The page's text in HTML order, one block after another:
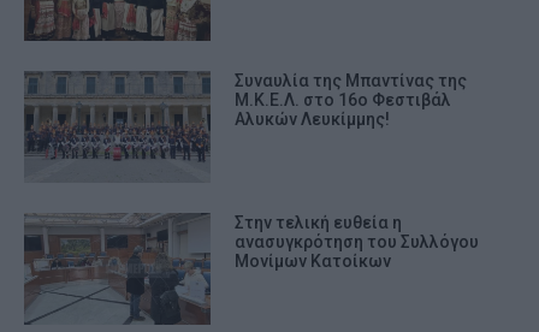
Συναυλία της Μπαντίνας της
Μ.Κ.Ε.Λ. στο 16ο Φεστιβάλ
Αλυκών Λευκίμμης!
Στην τελική ευθεία η
ανασυγκρότηση του Συλλόγου
Μονίμων Κατοίκων